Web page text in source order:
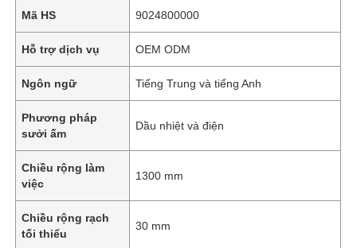
Mã HS 9024800000
Hỗ trợ dịch vụ OEM ODM
Ngôn ngữ Tiếng Trung và tiếng Anh
Phương pháp
sưởi ấm
Dầu nhiệt và điện
Chiều rộng làm
việc
1300 mm
Chiều rộng rạch
tối thiểu
30 mm